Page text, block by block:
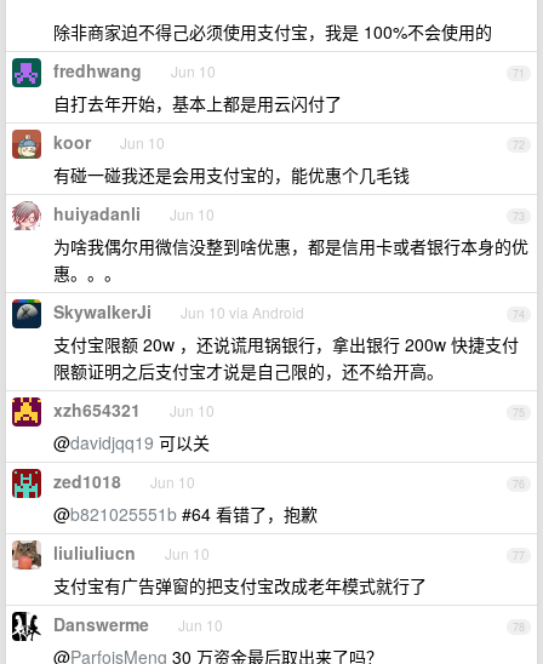
除非商家迫不得己必须使用支付宝，我是 100%不会使用的
71
fredhwang Jun 10
自打去年开始，基本上都是用云闪付了
72
koor Jun 10
有碰一碰我还是会用支付宝的，能优惠个几毛钱
73
huiyadanli Jun 10
为啥我偶尔用微信没整到啥优惠，都是信用卡或者银行本身的优
惠。。。
74
SkywalkerJi Jun 10 via Android
支付宝限额 20w ，还说谎甩锅银行，拿出银行 200w 快捷支付
限额证明之后支付宝才说是自己限的，还不给开高。
75
xzh654321 Jun 10
@davidjqq19 可以关
76
zed1018 Jun 10
@b821025551b #64 看错了，抱歉
77
liuliuliucn Jun 10
支付宝有广告弹窗的把支付宝改成老年模式就行了
78
Danswerme Jun 10
@ParfoisMeng 30 万资金最后取出来了吗？